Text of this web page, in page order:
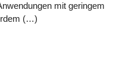
mit geringem
(…)